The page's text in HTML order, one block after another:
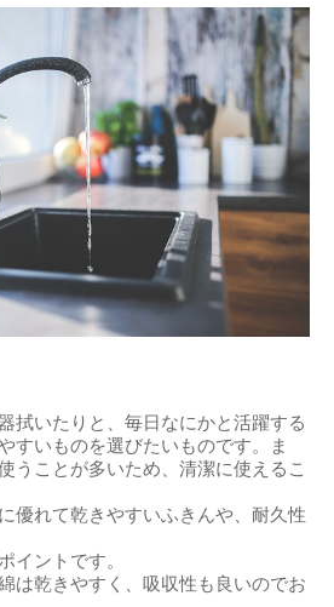
拭いたりと、毎日なにかと活躍する
すいものを選びたいものです。ま
うことが多いため、清潔に使えるこ
優れて乾きやすいふきんや、耐久性
イントです。
は乾きやすく、吸収性も良いのでお